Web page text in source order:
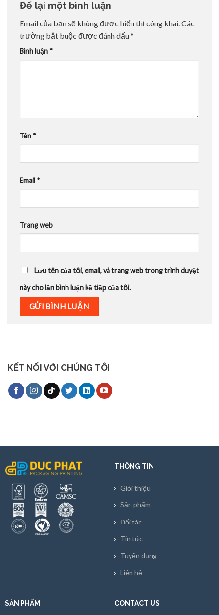
Để lại một bình luận
Email của bạn sẽ không được hiển thị công khai.Các
trường bắt buộc được đánh dấu*
Bình luận *
Tên *
Email *
Trang web
Lưu tên của tôi, email, và trang web trong trình duyệt
này cho lần bình luận kế tiếp của tôi.
KẾT NỐI VỚI CHÚNG TÔI
THÔNG TIN
Giới thiệu
Sản phẩm
Đối tác
Tin tức
Tuyển dụng
Liên hệ
SẢN PHẨM CONTACT US